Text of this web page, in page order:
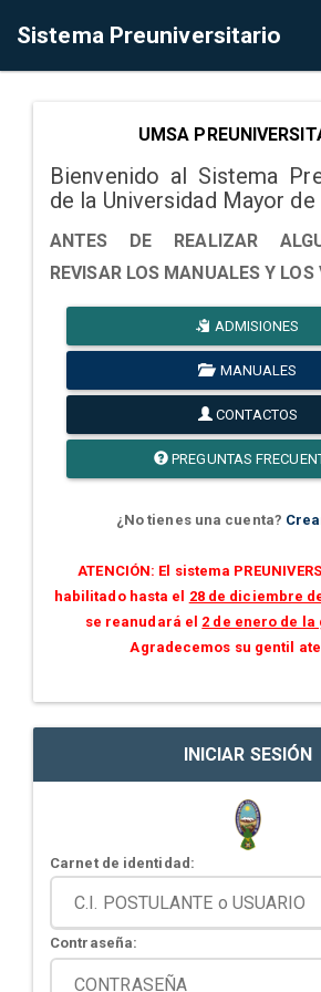
Sistema Preuniversitario
UMSA
Bienvenido al Sistema
de la Universidad Mayor de
ANTES DE REALIZAR
REVISAR LOS MANUALES Y LOS
ADMISIONES
MANUALES
CONTACTOS
PREGUNTAS
¿No tienes una cuenta?
ATENCIÓN: El sistema
habilitado hasta el 28 de diciembre
se reanudará el 2 de enero de la
Agradecemos su gentil
INICIAR SESIÓN
Carnet de identidad:
Contraseña: